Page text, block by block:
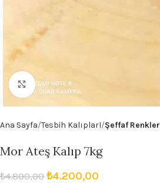
Büyütmek için tıklayın
Ana Sayfa Tesbih KalıplarI Şeffaf Renkler
Mor Ateş Kalıp 7kg
₺4.800,00 ₺4.200,00